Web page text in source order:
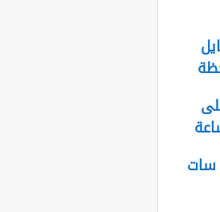
النايل
السورية 2023 على
سات